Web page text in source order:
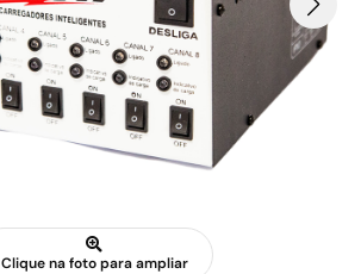
Clique na foto para ampliar